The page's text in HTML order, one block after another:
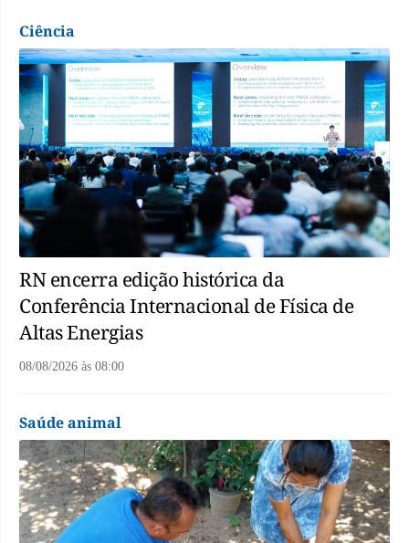
Ciência
RN encerra edição histórica da
Conferência Internacional de Física de
Altas Energias
08/08/2026 às 08:00
Saúde animal